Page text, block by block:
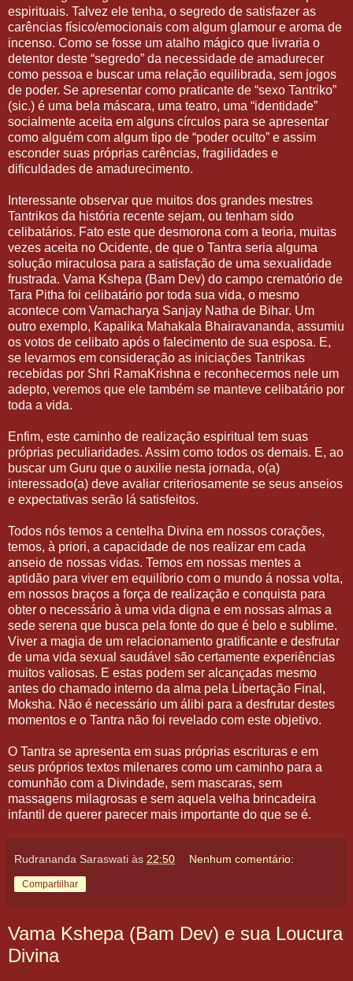
espirituais. Talvez ele tenha, o segredo de satisfazer as
carências físico/emocionais com algum glamour e aroma de
incenso. Como se fosse um atalho mágico que livraria o
detentor deste “segredo” da necessidade de amadurecer
como pessoa e buscar uma relação equilibrada, sem jogos
de poder. Se apresentar como praticante de “sexo Tantriko”
(sic.) é uma bela máscara, uma teatro, uma “identidade”
socialmente aceita em alguns círculos para se apresentar
como alguém com algum tipo de “poder oculto” e assim
esconder suas próprias carências, fragilidades e
dificuldades de amadurecimento.
Interessante observar que muitos dos grandes mestres
Tantrikos da história recente sejam, ou tenham sido
celibatários. Fato este que desmorona com a teoria, muitas
vezes aceita no Ocidente, de que o Tantra seria alguma
solução miraculosa para a satisfação de uma sexualidade
frustrada. Vama Kshepa (Bam Dev) do campo crematório de
Tara Pitha foi celibatário por toda sua vida, o mesmo
acontece com Vamacharya Sanjay Natha de Bihar. Um
outro exemplo, Kapalika Mahakala Bhairavananda, assumiu
os votos de celibato após o falecimento de sua esposa. E,
se levarmos em consideração as iniciações Tantrikas
recebidas por Shri RamaKrishna e reconhecermos nele um
adepto, veremos que ele também se manteve celibatário por
toda a vida.
Enfim, este caminho de realização espiritual tem suas
próprias peculiaridades. Assim como todos os demais. E, ao
buscar um Guru que o auxilie nesta jornada, o(a)
interessado(a) deve avaliar criteriosamente se seus anseios
e expectativas serão lá satisfeitos.
Todos nós temos a centelha Divina em nossos corações,
temos, à priori, a capacidade de nos realizar em cada
anseio de nossas vidas. Temos em nossas mentes a
aptidão para viver em equilíbrio com o mundo á nossa volta,
em nossos braços a força de realização e conquista para
obter o necessário à uma vida digna e em nossas almas a
sede serena que busca pela fonte do que é belo e sublime.
Viver a magia de um relacionamento gratificante e desfrutar
de uma vida sexual saudável são certamente experiências
muitos valiosas. E estas podem ser alcançadas mesmo
antes do chamado interno da alma pela Libertação Final,
Moksha. Não é necessário um álibi para a desfrutar destes
momentos e o Tantra não foi revelado com este objetivo.
O Tantra se apresenta em suas próprias escrituras e em
seus próprios textos milenares como um caminho para a
comunhão com a Divindade, sem mascaras, sem
massagens milagrosas e sem aquela velha brincadeira
infantil de querer parecer mais importante do que se é.
Rudrananda Saraswati às 22:50 Nenhum comentário:
Compartilhar
Vama Kshepa (Bam Dev) e sua Loucura
Divina